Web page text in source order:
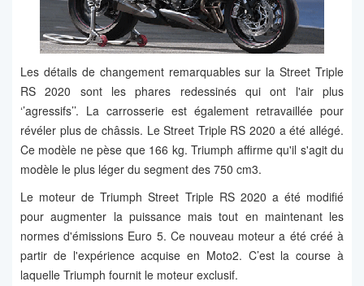
Les détails de changement remarquables sur la Street Triple
RS 2020 sont les phares redessinés qui ont l'air plus
‘’agressifs’’. La carrosserie est également retravaillée pour
révéler plus de châssis. Le Street Triple RS 2020 a été allégé.
Ce modèle ne pèse que 166 kg. Triumph affirme qu'il s'agit du
modèle le plus léger du segment des 750 cm3.
Le moteur de Triumph Street Triple RS 2020 a été modifié
pour augmenter la puissance mais tout en maintenant les
normes d'émissions Euro 5. Ce nouveau moteur a été créé à
partir de l'expérience acquise en Moto2. C’est la course à
laquelle Triumph fournit le moteur exclusif.